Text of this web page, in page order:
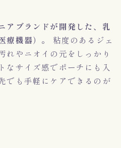
アブランドが開発した、乳
療機器）。
粘度のあるジェ
れやニオイの元をしっかり
なサイズ感でポーチにも入
でも手軽にケアできるのが